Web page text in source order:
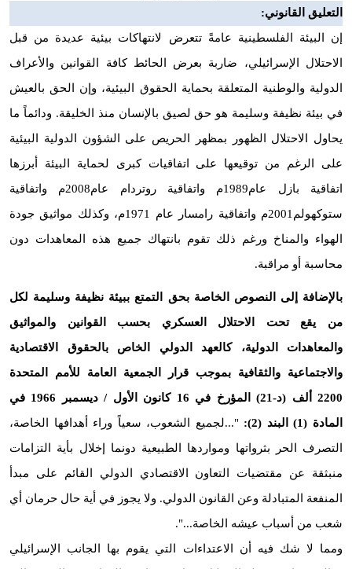
التعليق القانوني:
إن البيئة الفلسطينية عامةً تتعرض لانتهاكات بيئية عديدة من قبل
الاحتلال الإسرائيلي، ضاربة بعرض الحائط كافة القوانين والأعراف
الدولية والوطنية المتعلقة بحماية الحقوق البيئية، وإن الحق بالعيش
في بيئة نظيفة وسليمة هو حق لصيق بالإنسان منذ الخليقة. ودائماً ما
يحاول الاحتلال الظهور بمظهر الحريص على الشؤون الدولية البيئية
على الرغم من توقيعها على اتفاقيات كبرى لحماية البيئة أبرزها
اتفاقية بازل عام1989م واتفاقية روتردام عام2008م واتفاقية
ستوكهولم2001م واتفاقية رامسار عام 1971م، وكذلك مواثيق جودة
الهواء والمناخ ورغم ذلك تقوم بانتهاك جميع هذه المعاهدات دون
محاسبة أو مراقبة.
بالإضافة إلى النصوص الخاصة بحق التمتع ببيئة نظيفة وسليمة لكل
من يقع تحت الاحتلال العسكري بحسب القوانين والمواثيق
والمعاهدات الدولية، كالعهد الدولي الخاص بالحقوق الاقتصادية
والاجتماعية والثقافية بموجب قرار الجمعية العامة للأمم المتحدة
2200 ألف (د-21) المؤرخ في 16 كانون الأول / ديسمبر 1966 في
المادة (1) البند (2):
"...لجميع الشعوب، سعياً وراء أهدافها الخاصة،
التصرف الحر بثرواتها ومواردها الطبيعية دونما إخلال بأية التزامات
منبثقة عن مقتضيات التعاون الاقتصادي الدولي القائم على مبدأ
المنفعة المتبادلة وعن القانون الدولي. ولا يجوز في أية حال حرمان أي
شعب من أسباب عيشه الخاصة...".
ومما لا شك فيه أن الاعتداءات التي يقوم بها الجانب الإسرائيلي